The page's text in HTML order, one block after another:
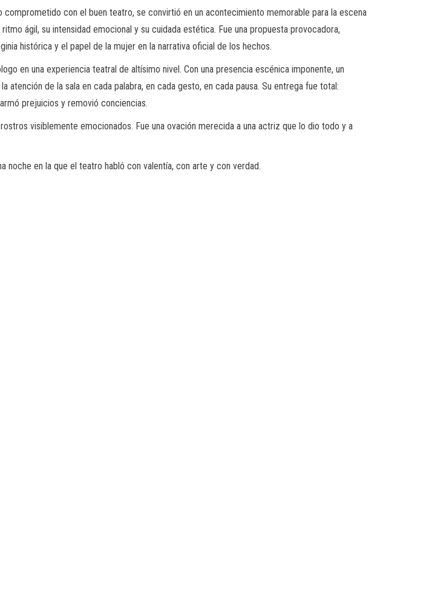
con el buen teatro, se convirtió en un acontecimiento memorable para la escena
ágil, su intensidad emocional y su cuidada estética. Fue una propuesta provocadora,
histórica y el papel de la mujer en la narrativa oficial de los hechos.
en una experiencia teatral de altísimo nivel. Con una presencia escénica imponente, un
de la sala en cada palabra, en cada gesto, en cada pausa. Su entrega fue total:
prejuicios y removió conciencias.
visiblemente emocionados. Fue una ovación merecida a una actriz que lo dio todo y a
noche en la que el teatro habló con valentía, con arte y con verdad.